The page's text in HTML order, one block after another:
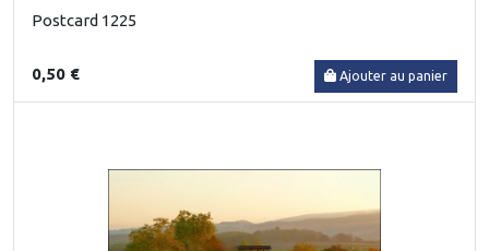
Postcard 1225
0,50 € Ajouter au panier